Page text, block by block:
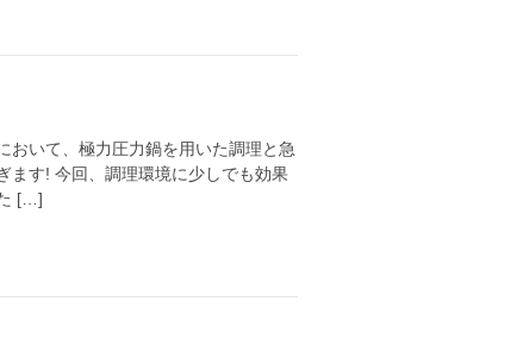
おいて、極力圧力鍋を用いた調理と急
す! 今回、調理環境に少しでも効果
[…]